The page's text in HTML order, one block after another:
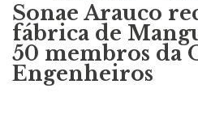
Sonae Arauco
fábrica de
50 membros da
Engenheiros